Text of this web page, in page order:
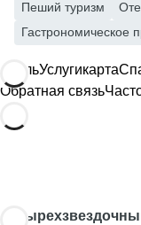
Пеший туризм
Гастрономическое
ОтельУслугикарта
Обратная связь